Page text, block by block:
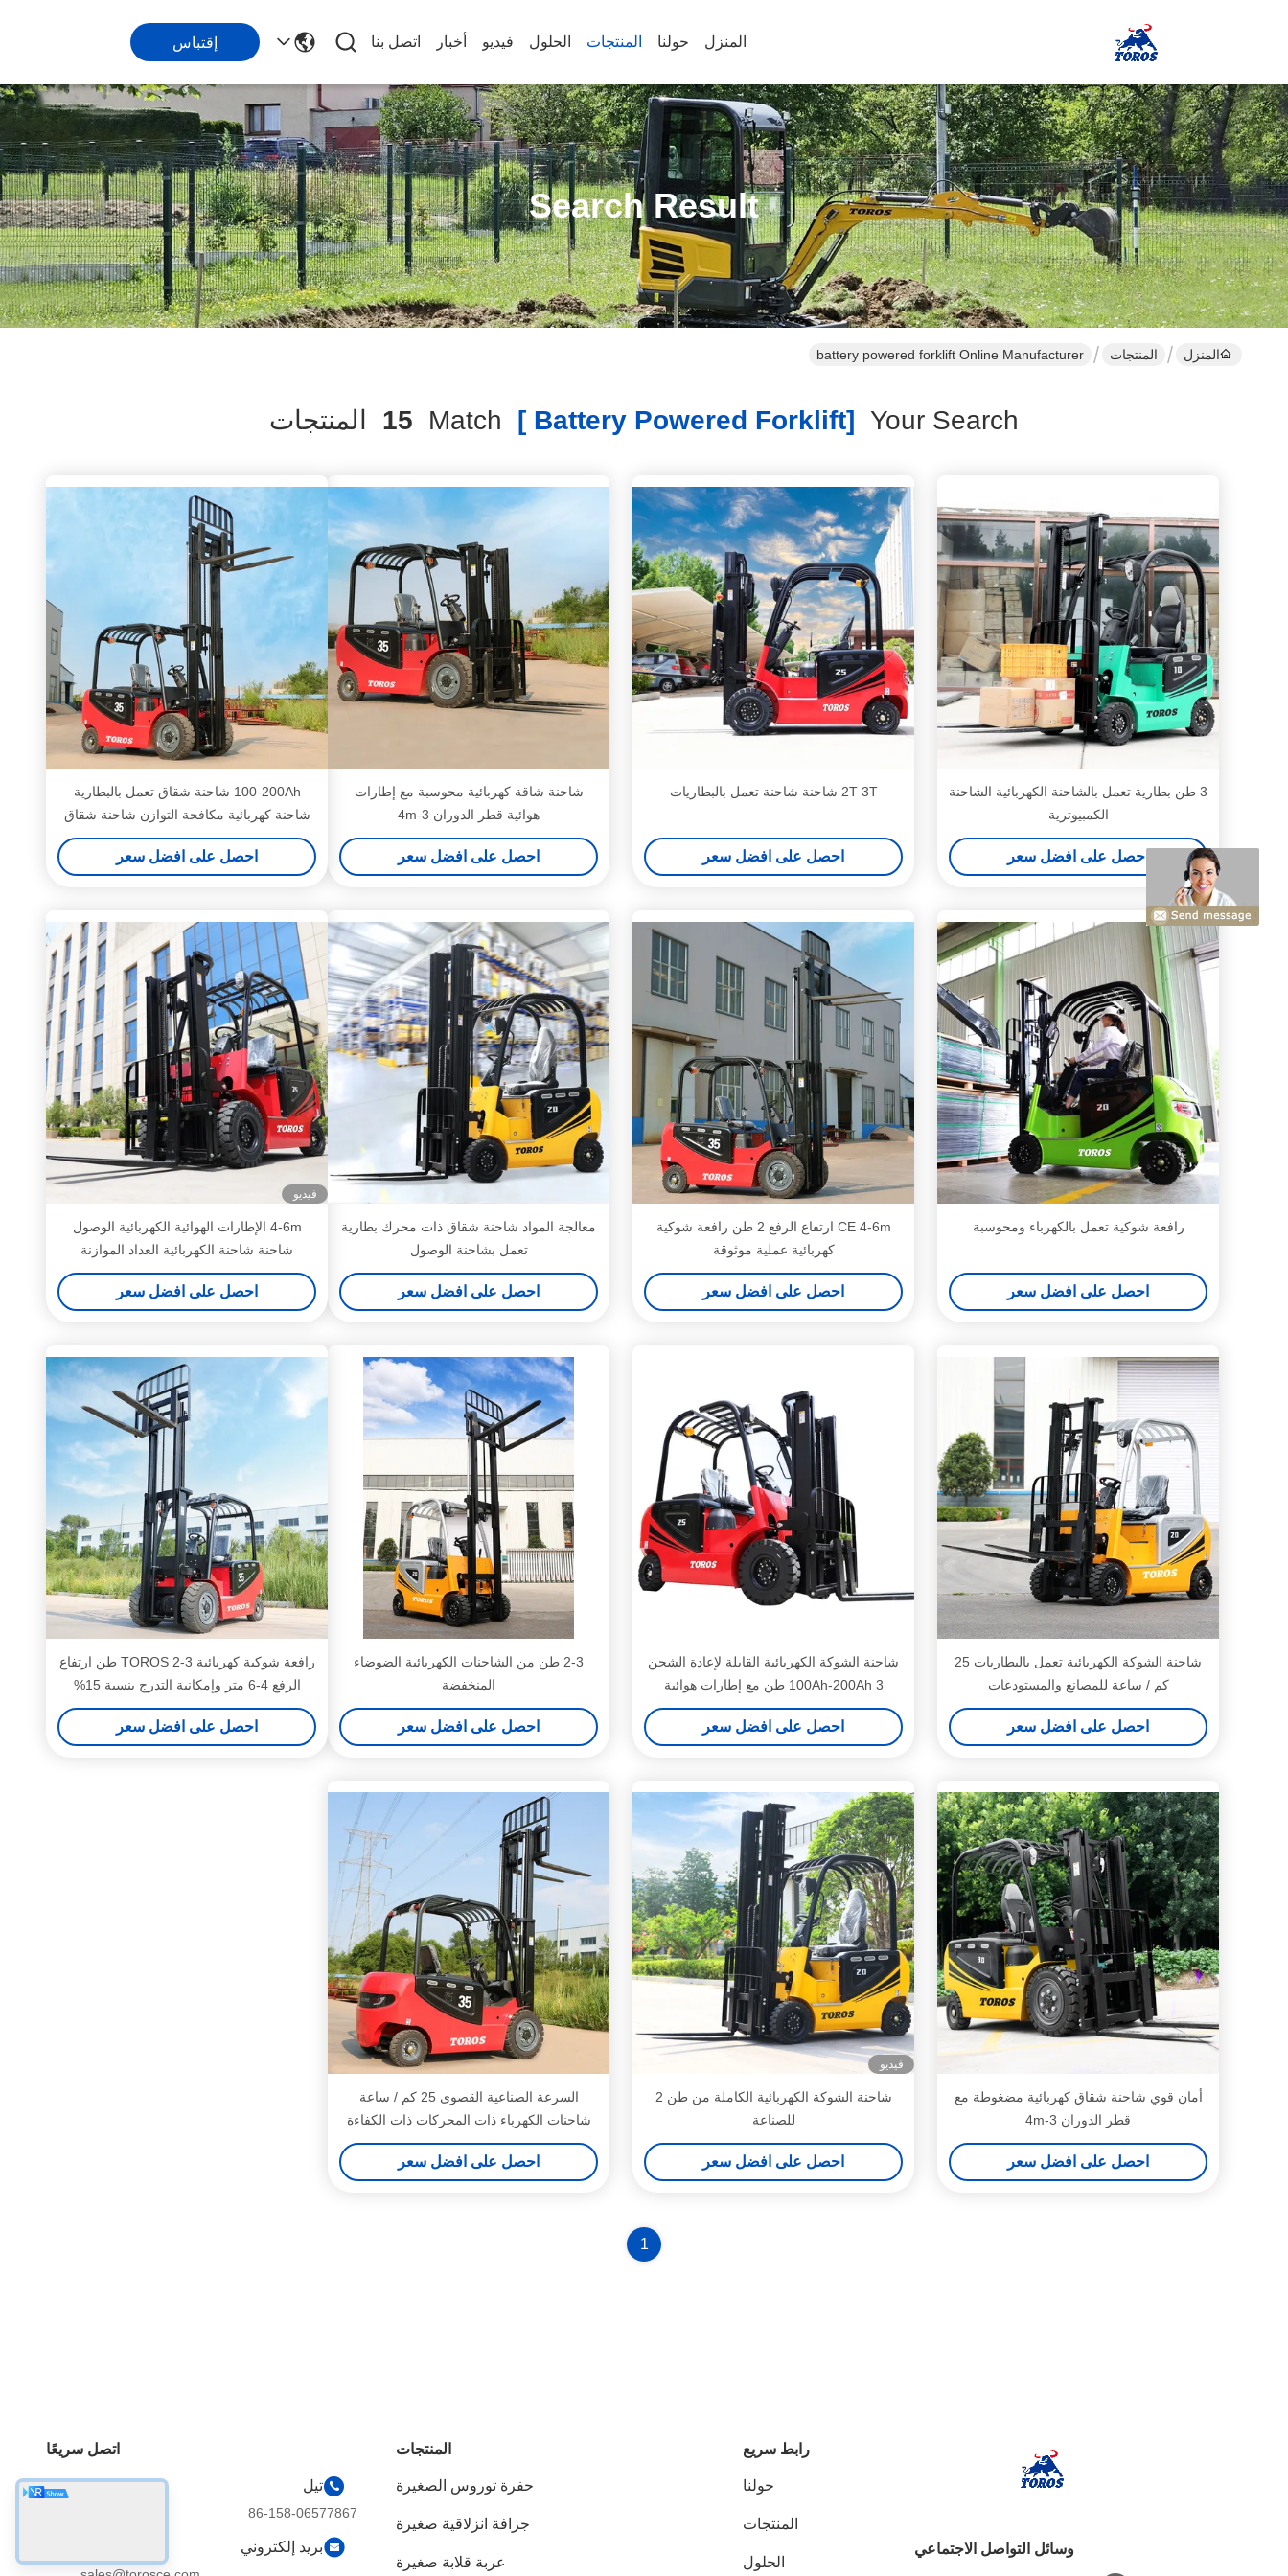
المنزل حولنا المنتجات الحلول فيديو أخبار اتصل بنا إقتباس
Search Result
المنزل المنتجات battery powered forklift Online Manufacturer
Your Search
[battery Powered Forklift ]
15 المنتجات
3 طن بطارية تعمل بالشاحنة الكهربائية الشاحنة
الكمبيوترية
احصل على افضل سعر
2T 3T شاحنة شاحنة تعمل بالبطاريات
احصل على افضل سعر
شاحنة شاقة كهربائية محوسبة مع إطارات
هوائية قطر الدوران 3-4m
احصل على افضل سعر
100-200Ah شاحنة شقاق تعمل بالبطارية
شاحنة كهربائية مكافحة التوازن شاحنة شقاق
احصل على افضل سعر
رافعة شوكية تعمل بالكهرباء ومحوسبة
احصل على افضل سعر
CE 4-6m ارتفاع الرفع 2 طن رافعة شوكية
كهربائية عملية موثوقة
احصل على افضل سعر
معالجة المواد شاحنة شقاق ذات محرك بطارية
تعمل بشاحنة الوصول
احصل على افضل سعر
فيديو
4-6m الإطارات الهوائية الكهربائية الوصول
شاحنة شاحنة الكهربائية العداد الموازنة
احصل على افضل سعر
شاحنة الشوكة الكهربائية تعمل بالبطاريات 25
كم / ساعة للمصانع والمستودعات
احصل على افضل سعر
شاحنة الشوكة الكهربائية القابلة لإعادة الشحن
100Ah-200Ah 3 طن مع إطارات هوائية
احصل على افضل سعر
2-3 طن من الشاحنات الكهربائية الضوضاء
المنخفضة
احصل على افضل سعر
رافعة شوكية كهربائية TOROS 2-3 طن ارتفاع
الرفع 4-6 متر وإمكانية التدرج بنسبة 15%
احصل على افضل سعر
أمان قوي شاحنة شقاق كهربائية مضغوطة مع
قطر الدوران 3-4m
احصل على افضل سعر
فيديو
شاحنة الشوكة الكهربائية الكاملة من طن 2
للصناعة
احصل على افضل سعر
السرعة الصناعية القصوى 25 كم / ساعة
شاحنات الكهرباء ذات المحركات ذات الكفاءة
العالية
احصل على افضل سعر
1
وسائل التواصل الاجتماعي
رابط سريع
حولنا
المنتجات
الحلول
المنتجات
حفرة توروس الصغيرة
جرافة انزلاقية صغيرة
عربة قلابة صغيرة
اتصل سريعًا
تيل
86-158-06577867
بريد إلكتروني